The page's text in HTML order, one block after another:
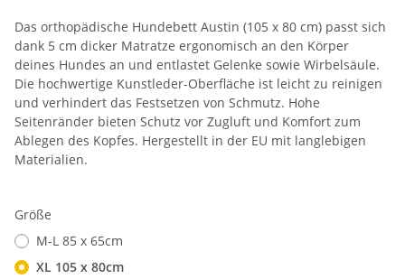
Das orthopädische Hundebett Austin (105 x 80 cm) passt sich
dank 5 cm dicker Matratze ergonomisch an den Körper
deines Hundes an und entlastet Gelenke sowie Wirbelsäule.
Die hochwertige Kunstleder-Oberfläche ist leicht zu reinigen
und verhindert das Festsetzen von Schmutz. Hohe
Seitenränder bieten Schutz vor Zugluft und Komfort zum
Ablegen des Kopfes. Hergestellt in der EU mit langlebigen
Materialien.
Größe
M-L 85 x 65cm
XL 105 x 80cm